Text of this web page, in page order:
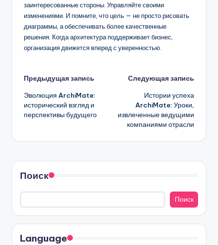
заинтересованные стороны. Управляйте своими
изменениями. И помните, что цель — не просто рисовать
диаграммы, а обеспечивать более качественные
решения. Когда архитектура поддерживает бизнес,
организация движется вперед с уверенностью.
Навигация
записи
Предыдущая запись
Эволюция ArchiMate:
исторический взгляд и
перспективы будущего
Следующая запись
Истории успеха
ArchiMate: Уроки,
извлеченные ведущими
компаниями отрасли
Поиск
Поиск
Language